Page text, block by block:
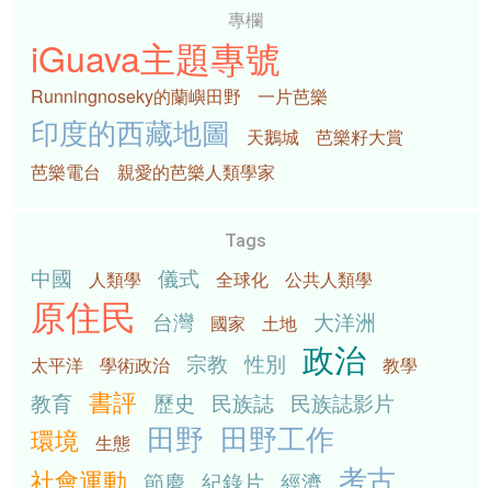
專欄
iGuava主題專號
Runningnoseky的蘭嶼田野 一片芭樂
印度的西藏地圖 天鵝城
芭樂籽大賞
芭樂電台
親愛的芭樂人類學家
Tags
中國 人類學 儀式 全球化 公共人類學
原住民 台灣 國家 土地 大洋洲
太平洋 學術政治 宗教 性別 政治 教學
教育 書評 歷史 民族誌 民族誌影片
環境 生態 田野 田野工作
社會運動 節慶 紀錄片 經濟 考古